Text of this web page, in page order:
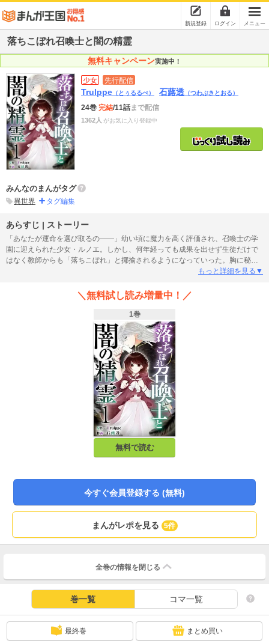
新規登録 ログイン メニュー
落ちこぼれ召喚士と闇の精霊
無料キャンペーン実施中！
少女 先行配信
Trulppe （とぅるるぺ） 石蕗透 （つわぶきとおる）
24巻 完結/11話まで配信
1362人 がお気に入り登録中
みんなのまんがタグ
異世界 タグ編集
あらすじ | ストーリー
「あなたが運命を選び取るの――」幼い頃に魔力を高く評価され、召喚士の学
園に迎えられた少女・ルノエ。しかし、何年経っても成果を出せず生徒だけで
はなく教師からも「落ちこぼれ」と揶揄されるようになっていった。胸に秘め
た想いを隠しながらも卒業という名の学園追放を免れる為ルノエは最後の召喚
魔法。呪いに謀略。想いが交錯する王道ファンタジー開幕！
もっと詳細を見る▼
＼無料試し読み増量中！／
1巻
無料で読む
今すぐ会員登録する (無料)
まんがレポを見る 5件
全巻の情報を 閉じる
巻一覧 コマ一覧
最終巻 まとめ買い